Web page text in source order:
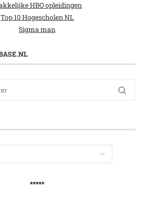
HBO opleidingen
Top 10 Hogescholen NL
Sigma man
*****